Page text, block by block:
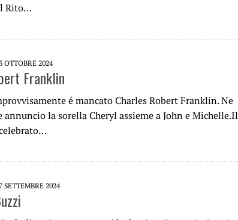
Rito…
OTTOBRE 2024
Franklin
é mancato Charles Robert Franklin. Ne
la sorella Cheryl assieme a John e Michelle.Il
SETTEMBRE 2024